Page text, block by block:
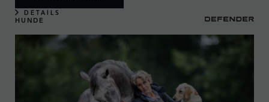
DETAILS
HUNDE